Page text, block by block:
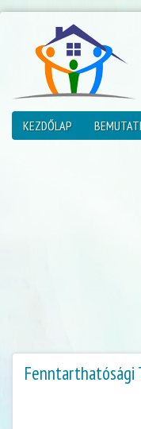
KEZDŐLAP
Fenntarthatósági